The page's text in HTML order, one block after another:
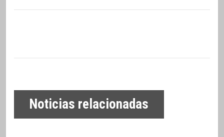
Noticias relacionadas